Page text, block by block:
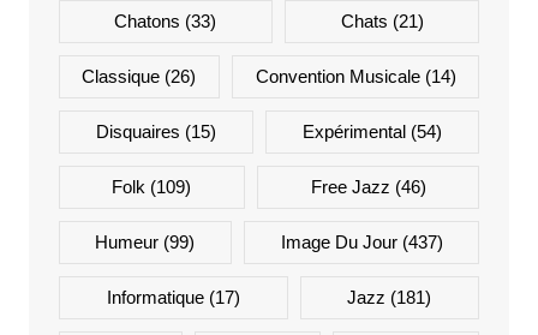
Chatons (33) Chats (21)
Classique (26) Convention Musicale(14)
Disquaires (15) Expérimental (54)
Folk (109) Free Jazz (46)
Humeur (99) Image Du Jour(437)
Informatique(17) Jazz (181)